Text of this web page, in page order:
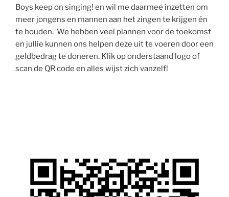
Boys keep on singing! en wil me daarmee inzetten om
meer jongens en mannen aan het zingen te krijgen én
te houden. We hebben veel plannen voor de toekomst
en jullie kunnen ons helpen deze uit te voeren door een
geldbedrag te doneren. Klik op onderstaand logo of
scan de QR code en alles wijst zich vanzelf!